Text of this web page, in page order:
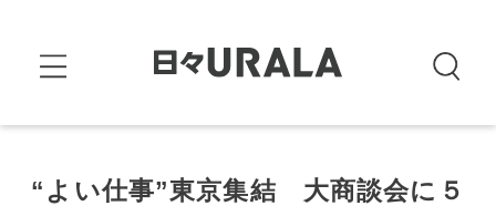
“よい仕事”東京集結 大商談会に５